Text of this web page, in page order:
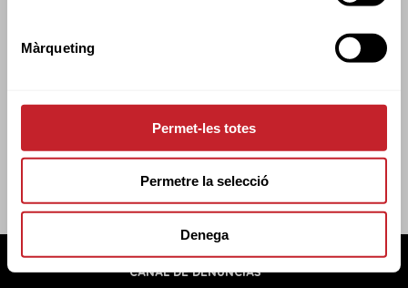
Màrqueting
Permet-les totes
Permetre la selecció
Denega
C/TUSET 32, 8A PLANTA. 08006 BCN
POLÍTICA DE COOKIES
POLÍTICA DE PRIVACIDAD
CANAL DE DENUNCIAS